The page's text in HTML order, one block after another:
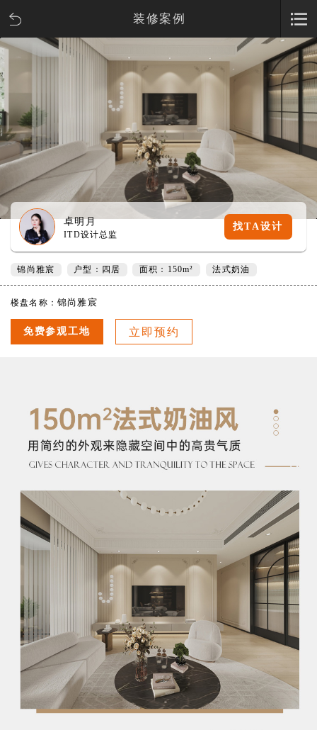
装修案例
卓明月
ITD设计总监
找TA设计
锦尚雅宸 户型：四居 面积：150m² 法式奶油
楼盘名称： 锦尚雅宸
免费参观工地 立即预约